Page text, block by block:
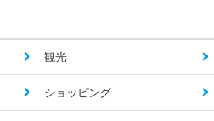
観光
ショッピング